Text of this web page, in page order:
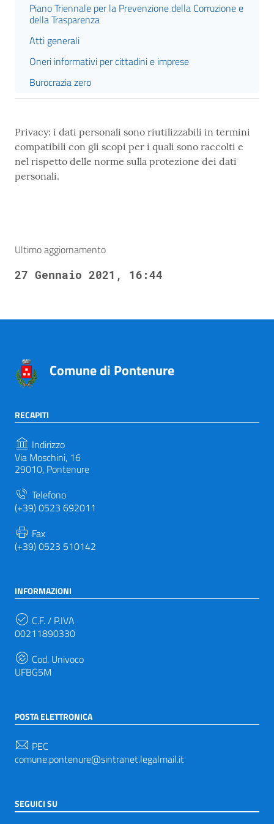
Piano Triennale per la Prevenzione della Corruzione e
della Trasparenza
Atti generali
Oneri informativi per cittadini e imprese
Burocrazia zero
Privacy: i dati personali sono riutilizzabili in termini
compatibili con gli scopi per i quali sono raccolti e
nel rispetto delle norme sulla protezione dei dati
personali.
Ultimo aggiornamento
27 Gennaio 2021, 16:44
Comune di Pontenure
RECAPITI
Indirizzo
Via Moschini, 16
29010, Pontenure
Telefono
(+39) 0523 692011
Fax
(+39) 0523 510142
INFORMAZIONI
C.F. / P.IVA
00211890330
Cod. Univoco
UFBG5M
POSTA ELETTRONICA
PEC
comune.pontenure@sintranet.legalmail.it
SEGUICI SU